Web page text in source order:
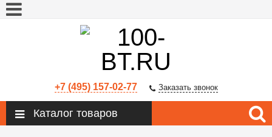
+7 (495) 157-02-77 Заказать звонок
Каталог товаров